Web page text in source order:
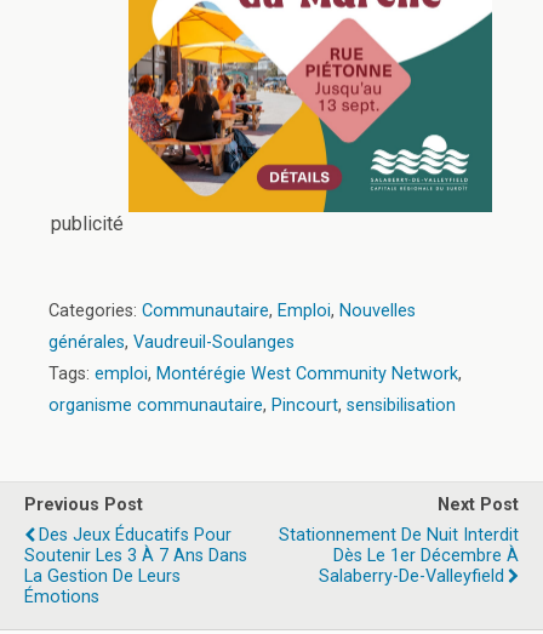
publicité
Categories: Communautaire, Emploi, Nouvelles
générales, Vaudreuil-Soulanges
Tags: emploi, Montérégie West Community Network,
organisme communautaire, Pincourt, sensibilisation
Previous Post
Des Jeux Éducatifs Pour
Soutenir Les 3 À 7 Ans Dans
La Gestion De Leurs
Émotions
Next Post
Stationnement De Nuit Interdit
Dès Le 1er Décembre À
Salaberry-De-Valleyfield